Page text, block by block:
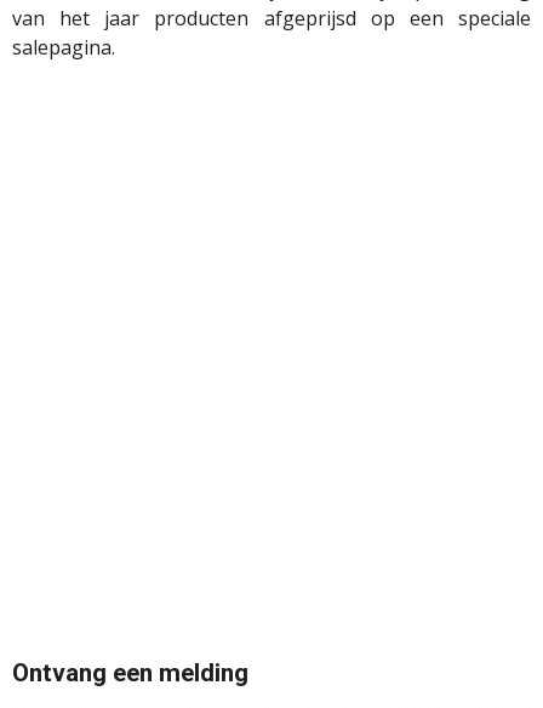
van het jaar producten afgeprijsd op een speciale
salepagina.
Ontvang een melding